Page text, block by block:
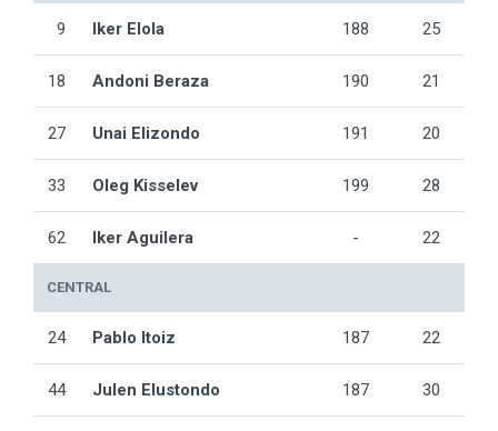
9 Iker Elola 188 25
18 Andoni Beraza 190 21
27 Unai Elizondo 191 20
33 Oleg Kisselev 199 28
62 Iker Aguilera - 22
CENTRAL
24 Pablo Itoiz 187 22
44 Julen Elustondo 187 30